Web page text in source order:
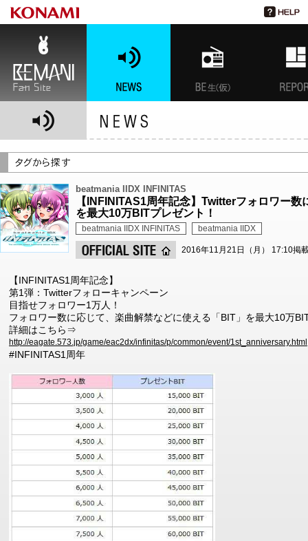
beatmania IIDX INFINITAS
【INFINITAS1周年記念】Twitterフォロワー
を最大10万BITプレゼント！
beatmania IIDX INFINITAS beatmania IIDX
2016年11月21日（月） 17:10掲
【INFINITAS1周年記念】
第1弾：Twitterフォローキャンペーン
目指せフォロワー1万人！
フォロワー数に応じて、楽曲解禁などに使える「BIT」を最大10万
詳細はこちら⇒
http://eagate.573.jp/game/eac2dx/infinitas/p/common/event/1st_anniversary.html
#INFINITAS1周年